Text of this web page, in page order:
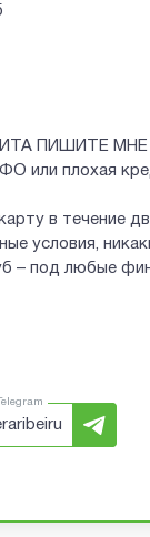
ПИШИТЕ
или плохая
в течение
условия,
– под любые
Telegram